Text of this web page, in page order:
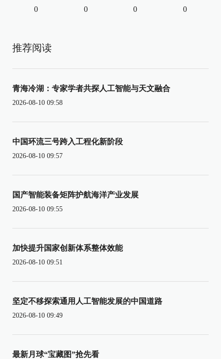
0 0 0 0
推荐阅读
青海冷湖：专家学者共探人工智能与天文融合
2026-08-10 09:58
中国环流三号跨入工程化新阶段
2026-08-10 09:57
国产智能装备矩阵护航海洋产业发展
2026-08-10 09:55
加快提升国家创新体系整体效能
2026-08-10 09:51
坚定不移探索通用人工智能发展的中国道路
2026-08-10 09:49
最新月球“宝藏图”抢先看